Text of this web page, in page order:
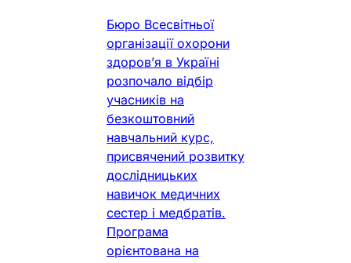
Бюро Всесвітньої
організації охорони
здоров’я в Україні
розпочало відбір
учасників на
безкоштовний
навчальний курс,
присвячений розвитку
дослідницьких
навичок медичних
сестер і медбратів.
Програма
орієнтована на